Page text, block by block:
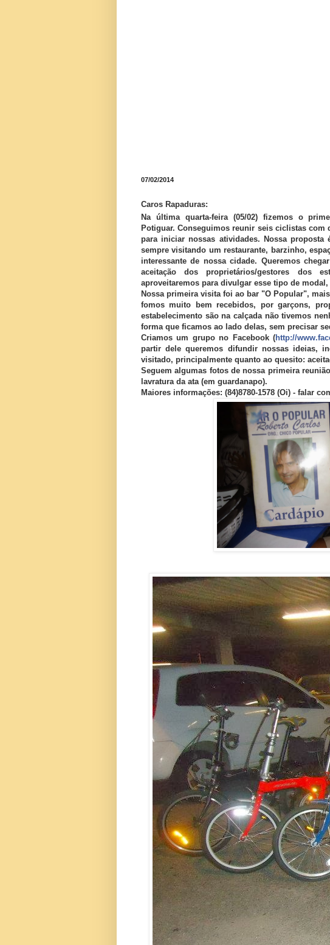
07/02/2014
Caros Rapaduras:
Na última quarta-feira (05/02) fizemos o
Potiguar. Conseguimos reunir seis ciclistas
para iniciar nossas atividades. Nossa proposta
sempre visitando um restaurante, barzinho,
interessante de nossa cidade. Queremos
aceitação dos proprietários/gestores dos
aproveitaremos para divulgar esse tipo de
Nossa primeira visita foi ao bar "O Popular",
fomos muito bem recebidos, por garçons,
estabelecimento são na calçada não tivemos
forma que ficamos ao lado delas, sem precisar
Criamos um grupo no Facebook (http://
partir dele queremos difundir nossas ideias,
visitado, principalmente quanto ao quesito:
Seguem algumas fotos de nossa primeira
lavratura da ata (em guardanapo).
Maiores informações: (84)8780-1578 (Oi) - falar